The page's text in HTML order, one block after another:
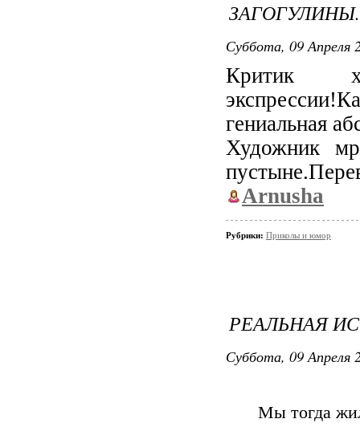
Суббота, 09 Апреля
Критик
гениальная
Художник
Arnusha
Рубрики: Приколы и юмор
РЕАЛЬНАЯ
Суббота, 09 Апреля
Мы тогда